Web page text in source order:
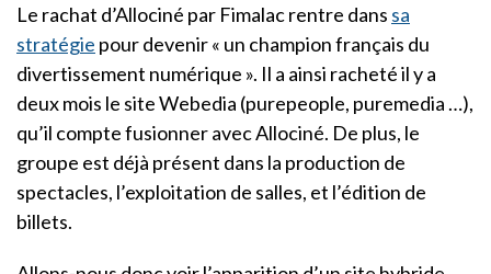
Le rachat d’Allociné par Fimalac rentre dans sa
stratégie pour devenir « un champion français du
divertissement numérique ». Il a ainsi racheté il y a
deux mois le site Webedia (purepeople, puremedia …),
qu’il compte fusionner avec Allociné. De plus, le
groupe est déjà présent dans la production de
spectacles, l’exploitation de salles, et l’édition de
billets.